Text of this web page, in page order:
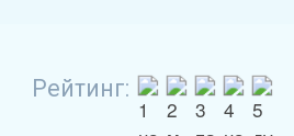
Рейтинг: